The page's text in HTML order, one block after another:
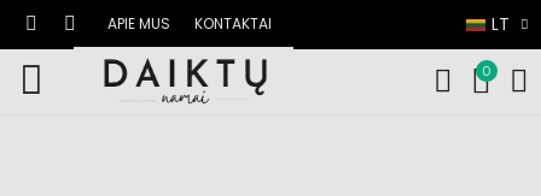
LT
APIE MUS KONTAKTAI
0